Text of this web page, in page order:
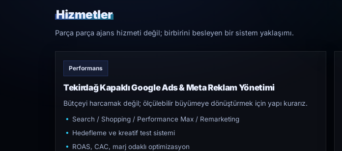
Hizmetler
Parça parça ajans hizmeti değil; birbirini besleyen bir sistem yaklaşımı.
Performans
Tekirdağ Kapaklı Google Ads & Meta Reklam Yönetimi
Bütçeyi harcamak değil; ölçülebilir büyümeye dönüştürmek için yapı kurarız.
Search / Shopping / Performance Max / Remarketing
Hedefleme ve kreatif test sistemi
ROAS, CAC, marj odaklı optimizasyon